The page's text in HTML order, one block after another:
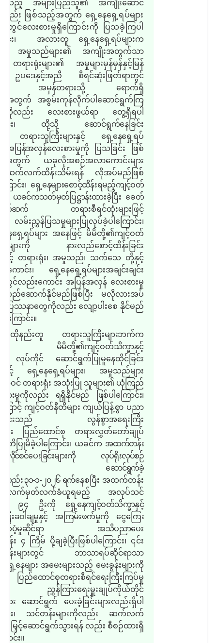
ရသည့် အများပြည်သူ၏ အကျိုးဆောင်
လည်း ဖြစ်သည့်အတွက် ရှေ့နေရှေ့ရပ်များ
ါ်တွင်လေးစားမှုရှိကြောင်းကို ပြသခဲ့ကြပါ
ာင်း၊ အလားတူ ရှေ့နေရှေ့ရပ်များက
အမှုသည်များ၏ အကျိုးအတွက်သာ
ရားရုံးများ၏ အမှုများမှန်မှန်နှင့်မြန်
ဥပဒေနှင့်အညီ စီရင်ဆုံးဖြတ်ရာတွင်
း အမှန်တရားသို့ ရောက်ရှိ
အတွက် အစွမ်းကုန်လိုက်ပါဆောင်ရွက်ကြ
လည်း လေးစားဖွယ်ရာ တွေ့ရှိရပါ
ောင်း၊ ထို့သို့ ဆောင်ရွက်နေခြင်း
တရားသူကြီးများနှင့် ရှေ့နေရှေ့ရပ်
း အပြန်အလှန်လေးစားမှုကို ပြသခြင်း ဖြစ်
တွက် ယခုလိုအစဉ်အလာကောင်းများ
က်လက်ထိန်းသိမ်းရန် လိုအပ်မည်ဖြစ်
ြောင်း၊ရှေ့နေများစောင့်ထိန်းရမည့်ကျင့်ဝတ်
းကို ယခင်ကသတ်မှတ်ပြဋ္ဌာန်းထားခဲ့ပြီး ခေတ်
က်ဆက် တရားစီရင်ထုံးများဖြင့်
လမ်းညွှန်ပြသမှုများပြုလုပ်ခဲ့ပါကြောင်း၊
ေရှေ့ရပ်များ အနေဖြင့် မိမိတို့၏ကျင့်ဝတ်
ာများကို နားလည်စောင့်ထိန်းခြင်း
ဖြင့် တရားရုံး၊ အမှုသည်၊ သက်သေ တို့နှင့်
ကောင်း၊ ရှေ့နေရှေ့ရပ်များအချင်းချင်း
းတွင်လည်းကောင်း အပြန်အလှန် လေးစားမှု
ည်ဆောက်နိုင်မည်ဖြစ်ပြီး မလိုလားအပ်
ြဿနာတွေကိုလည်း လျော့ပါးစေ နိုင်မည်
ါကြောင်း။
ထိုနည်းတူ တရားသူကြီးများဘက်က
း မိမိတို့၏ကျင့်ဝတ်သိက္ခာနှင့်
လုပ်ကိုင်ဆောင်ရွက်ပြုမူနေထိုင်ခြင်း
ဖြင့် ရှေ့နေရှေ့ရပ်များ၊ အမှုသည်များ
အဝင် တရားရုံး အသုံးပြု သူများ၏ ယုံကြည်
စားမှုကိုလည်း ရရှိနိုင်မည် ဖြစ်ပါကြောင်း၊
ောင့် ကျင့်ဝတ်နီတိများ ကျယ်ပြန့်စွာ ပညာ
းခြင်းသည် လွန်စွာအရေးကြီး
ာင်း ပြည်ထောင်စု တရားလွှတ်တော်ချုပ်
ပြုမိခဲ့ပါကြောင်း၊ ယခင်က အထက်တန်း
ေလိုင်စင်ပေးခြင်းများကို လုပ်ရိုးလုပ်စဉ်
င်း ဆောင်ရွက်ခဲ့
လည်း ၃၁-၁-၂၀၂၆ ရက်နေစပြီး အထက်တန်း
နေလက်မှတ်လက်ခံယူရမည့် အလုပ်သင်
နေ ၉၄ ဦးကိုရှေ့နေကျင့်ဝတ်သိက္ခာနှင့်
ြေးခဝါချမှုနှင့် အကြမ်းဖက်မှုကို ငွေကြေး
ာက်ပံ့မှုဆိုင်ရာ အသိပညာပေး
း ၄ ကြိမ် ပို့ချခဲ့ပြီးဖြစ်ပါကြောင်း၊ ၎င်း
န်းများတွင် ဘာသာရပ်ဆိုင်ရာသာ
ေ့နေများ အမေးများသည့် မေးခွန်းများကို
ပြည်ထောင်စုတရားစီရင်ရေးကြီးကြပ်မှု
ညွှန်ကြားရေးမှူးချုပ်ကိုယ်တိုင်
ြား ဆောင်ရွက် ပေးခဲ့ခြင်းများလည်းရှိပါ
ာင်း၊ သင်တန်းများကိုလည်း ဆက်လက်
တိုးမြှင့်ဆောင်ရွက်သွားရန် လည်း စီစဉ်ထားရှိ
ောင်း။